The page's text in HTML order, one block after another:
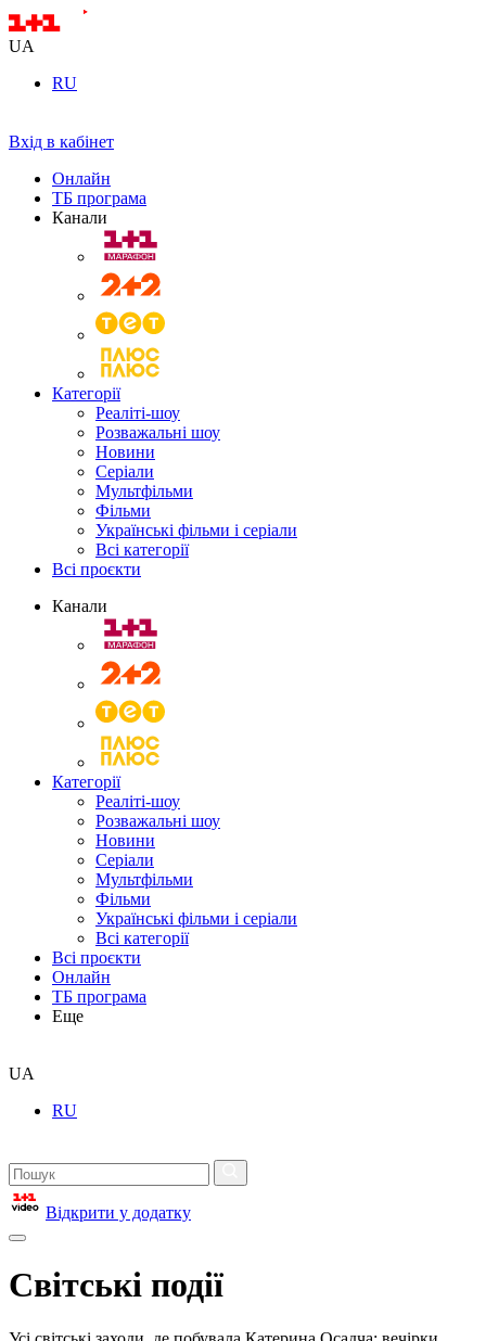
UA
RU
Вхід в кабінет
Онлайн
ТБ програма
Канали
Категорії
Реаліті-шоу
Розважальні шоу
Новини
Серіали
Мультфільми
Фільми
Українські фільми і серіали
Всі категорії
Всі проєкти
Канали
Категорії
Реаліті-шоу
Розважальні шоу
Новини
Серіали
Мультфільми
Фільми
Українські фільми і серіали
Всі категорії
Всі проєкти
Онлайн
ТБ програма
Еще
UA
RU
Відкрити у додатку
Світські події